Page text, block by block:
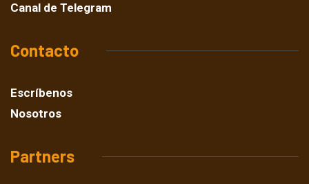
Canal de Telegram
Contacto
Escríbenos
Nosotros
Partners